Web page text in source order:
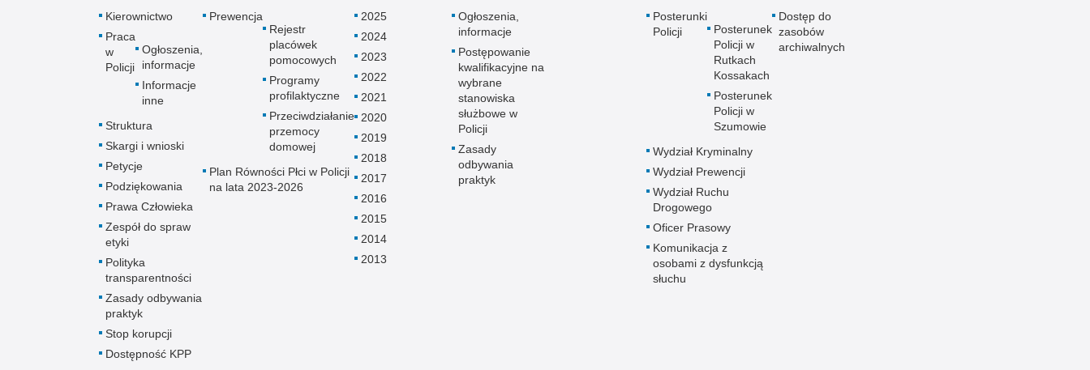
Kierownictwo
Praca
w
Policji
Ogłoszenia,
informacje
Informacje
inne
Struktura
Skargi i wnioski
Petycje
Podziękowania
Prawa Człowieka
Zespół do spraw
etyki
Polityka
transparentności
Zasady odbywania
praktyk
Stop korupcji
Dostępność KPP
Prewencja
Rejestr
placówek
pomocowych
Programy
profilaktyczne
Przeciwdziałanie
przemocy
domowej
Plan Równości Płci w Policji
na lata 2023-2026
2025
2024
2023
2022
2021
2020
2019
2018
2017
2016
2015
2014
2013
Ogłoszenia,
informacje
Postępowanie
kwalifikacyjne na
wybrane
stanowiska
służbowe w
Policji
Zasady
odbywania
praktyk
Posterunki
Policji
Posterunek
Policji w
Rutkach
Kossakach
Posterunek
Policji w
Szumowie
Wydział Kryminalny
Wydział Prewencji
Wydział Ruchu
Drogowego
Oficer Prasowy
Komunikacja z
osobami z dysfunkcją
słuchu
Dostęp do
zasobów
archiwalnych